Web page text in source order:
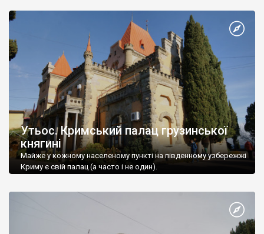
Утьос. Кримський палац грузинської
княгині
Майже у кожному населеному пункті на південному узбережжі
Криму є свій палац (а часто і не один).